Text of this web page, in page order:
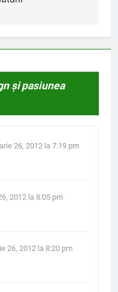
şi pasiunea
26, 2012 la 7:19 pm
2012 la 8:05 pm
26, 2012 la 8:20 pm